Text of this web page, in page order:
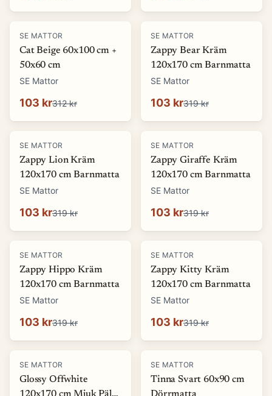
-67%
SE MATTOR
Cat Beige 60x100 cm +
50x60 cm
SE Mattor
103 kr312 kr
-68%
SE MATTOR
Zappy Bear Kräm
120x170 cm Barnmatta
SE Mattor
103 kr319 kr
-68%
SE MATTOR
Zappy Lion Kräm
120x170 cm Barnmatta
SE Mattor
103 kr319 kr
-68%
SE MATTOR
Zappy Giraffe Kräm
120x170 cm Barnmatta
SE Mattor
103 kr319 kr
-68%
SE MATTOR
Zappy Hippo Kräm
120x170 cm Barnmatta
SE Mattor
103 kr319 kr
-68%
SE MATTOR
Zappy Kitty Kräm
120x170 cm Barnmatta
SE Mattor
103 kr319 kr
-69%
SE MATTOR
Glossy Offwhite
-13 %
SE MATTOR
Tinna Svart 60x90 cm